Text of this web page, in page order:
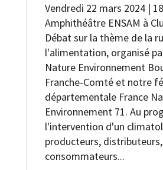
Vendredi 22 mars 2024 |
Amphithéâtre ENSAM à
Débat sur la thème de la
l'alimentation, organisé
Nature Environnement
Franche-Comté et notre
départementale France
Environnement 71. Au
l'intervention d'un
producteurs,
consommateurs...